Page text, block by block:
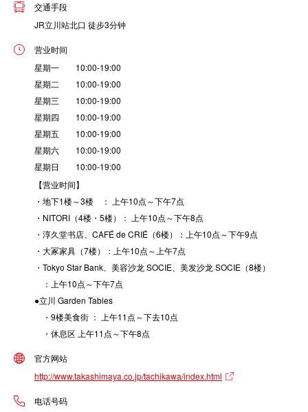
交通手段
JR立川站北口 徒步3分钟
营业时间
星期一 10:00-19:00
星期二 10:00-19:00
星期三 10:00-19:00
星期四 10:00-19:00
星期五 10:00-19:00
星期六 10:00-19:00
星期日 10:00-19:00
【营业时间】
・地下1楼～3楼 ： 上午10点～下午7点
・NITORI（4楼・5楼）： 上午10点～下午8点
・淳久堂书店、CAFÉ de CRIÉ（6楼）：上午10点～下午9点
・大冢家具（7楼）：上午10点～上午7点
・Tokyo Star Bank、美容沙龙 SOCIE、美发沙龙 SOCIE（8楼）
：上午10点～下午7点
●立川 Garden Tables
・9楼美食街 ： 上午11点～下去10点
・休息区 上午11点～下午8点
官方网站
http://www.takashimaya.co.jp/tachikawa/index.html
电话号码